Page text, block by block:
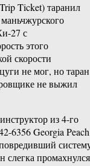
Ticket) таранил
27 с
этого
скорости
не мог, но таран
не выжил
из 4-го
6356 Georgia
слегка промахнулся